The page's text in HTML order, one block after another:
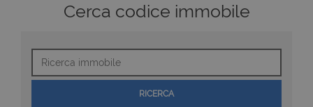
Cerca codice immobile
immobile
RICERCA